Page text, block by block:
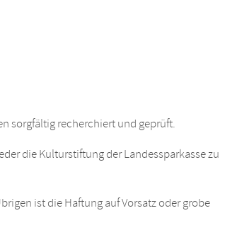
sorgfältig recherchiert und geprüft.
die Kulturstiftung der Landessparkasse zu
ist die Haftung auf Vorsatz oder grobe